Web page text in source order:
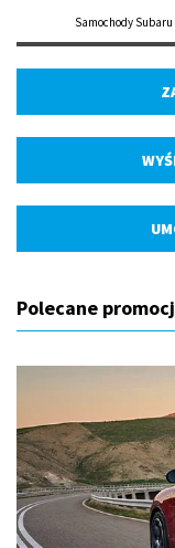
Samochody Subaru
Polecane